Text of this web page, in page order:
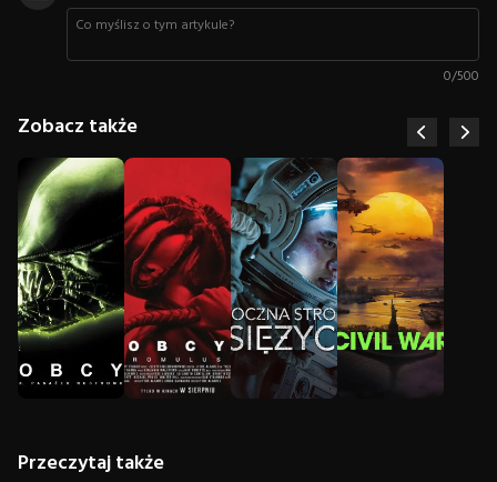
0/500
Zobacz także
Przeczytaj także